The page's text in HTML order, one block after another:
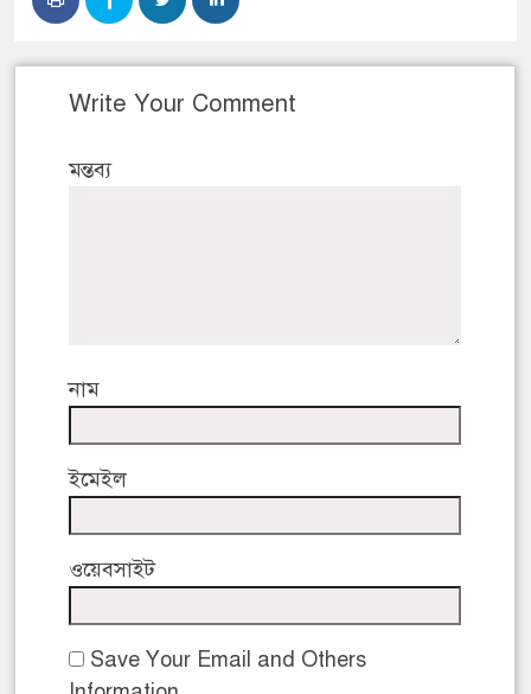
Write Your Comment
মন্তব্য
নাম
ইমেইল
ওয়েবসাইট
Save Your Email and Others